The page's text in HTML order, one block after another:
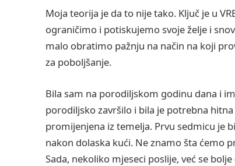
Moja teorija je da to nije tako. Ključ je u
ograničimo i potiskujemo svoje želje i
malo obratimo pažnju na način na koji
za poboljšanje.
Bila sam na porodiljskom godinu dana i
porodiljsko završilo i bila je potrebna
promijenjena iz temelja. Prvu sedmicu je
nakon dolaska kući. Ne znamo šta ćemo
Sada, nekoliko mjeseci poslije, već se